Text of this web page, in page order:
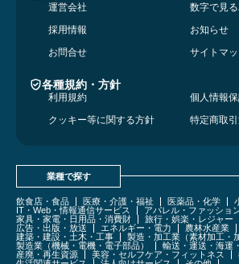
運営会社
数字で見
採用情報
お知らせ
お問合せ
サイトマ
各種規約・方針
利用規約
個人情報
クッキー等に関する方針
特定商取
業種で探す
飲食店・食品 医療・介護・福祉 医薬品・化学
IT・Web・情報通信サービス
アパレル・ファッショ
家具・家電・日用品・消費財
旅行・娯楽・レジャー
広告・出版・放送
エネルギー・電力
農林水産業
建築・建設・土木・工事
製造・加工業（素材加工・
製造業（機械・電機・電子部品）
輸送・運送・海運
産廃・再生資源
美容・セルフケア・フィットネス